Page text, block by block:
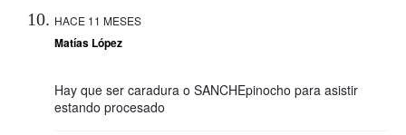
HACE 11 MESES
Matías López
Hay que ser caradura o SANCHEpinocho para asistir
estando procesado